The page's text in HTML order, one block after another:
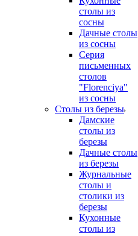
столы из
сосны
Дачные столы
из сосны
Серия
письменных
столов
"Florenciya"
из сосны
Столы из березы
Дамские
столы из
березы
Дачные столы
из березы
Журнальные
столы и
столики из
березы
Кухонные
столы из